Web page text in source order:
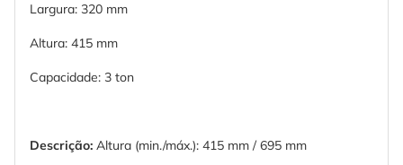
Largura: 320 mm
Altura: 415 mm
Capacidade: 3 ton
Descrição: Altura (min./máx.): 415 mm / 695 mm